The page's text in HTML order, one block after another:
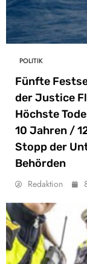
POLITIK
Fünfte
der Justice
Höchste
10 Jahren /
Stopp der
Behörden
Redaktion